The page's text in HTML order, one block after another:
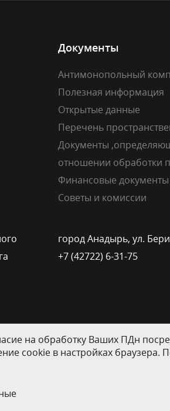
Документы
Антимонопольный
Полезная информация
Открытые данные
Перечень
Документы
отношении обработки
Финансовые документы
Советы и комиссии
город Анадырь, ул.
+7 (42722) 6-31-75
на обработку Ваших ПДн
cookie в настройках браузера.